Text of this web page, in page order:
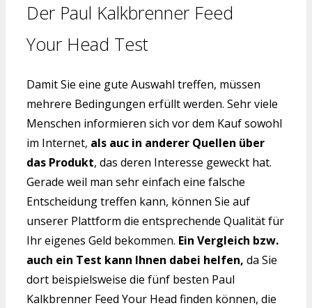
Der Paul Kalkbrenner Feed
Your Head Test
Damit Sie eine gute Auswahl treffen, müssen
mehrere Bedingungen erfüllt werden. Sehr viele
Menschen informieren sich vor dem Kauf sowohl
im Internet, als auc in anderer Quellen über
das Produkt, das deren Interesse geweckt hat.
Gerade weil man sehr einfach eine falsche
Entscheidung treffen kann, können Sie auf
unserer Plattform die entsprechende Qualität für
Ihr eigenes Geld bekommen. Ein Vergleich bzw.
auch ein Test kann Ihnen dabei helfen, da Sie
dort beispielsweise die fünf besten Paul
Kalkbrenner Feed Your Head finden können, die